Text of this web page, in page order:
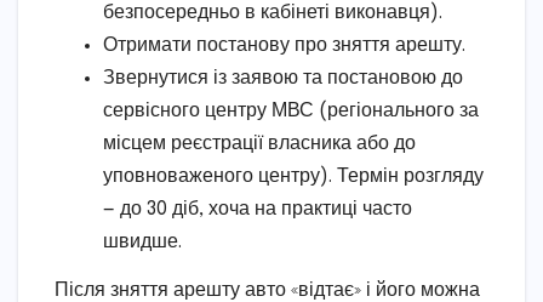
безпосередньо в кабінеті виконавця).
Отримати постанову про зняття арешту.
Звернутися із заявою та постановою до
сервісного центру МВС (регіонального за
місцем реєстрації власника або до
уповноваженого центру). Термін розгляду
— до 30 діб, хоча на практиці часто
швидше.
Після зняття арешту авто «відтає» і його можна